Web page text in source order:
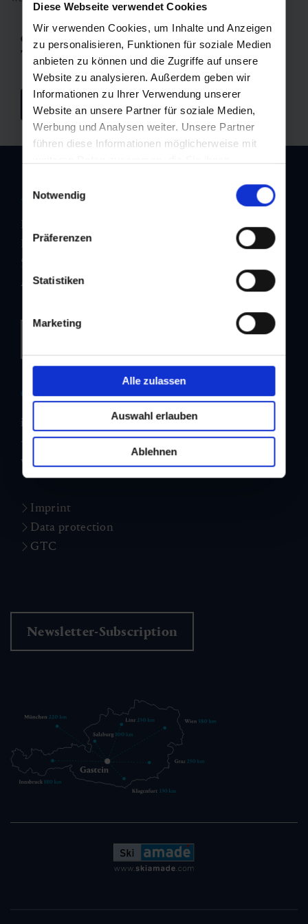
Diese Webseite verwendet Cookies
Wir verwenden Cookies, um Inhalte und Anzeigen
zu personalisieren, Funktionen für soziale Medien
anbieten zu können und die Zugriffe auf unsere
Website zu analysieren. Außerdem geben wir
Informationen zu Ihrer Verwendung unserer
Website an unsere Partner für soziale Medien,
Werbung und Analysen weiter. Unsere Partner
führen diese Informationen möglicherweise mit
Nutzung der Dienste gesammelt haben.
Notwendig
Präferenzen
Statistiken
Marketing
Alle zulassen
Auswahl erlauben
Ablehnen
Good weather?
Then off to the Fulseck
To the ticket store
Address
Dorfgasteiner Bergbahnen AG
Bergbahnstraße 46
5632 Dorfgastein
Austria
Contact us
info@dorfgastein-bb.at
+43 6433 7223
www.dorfgastein.com
Imprint
Data protection
GTC
Newsletter-Subscription